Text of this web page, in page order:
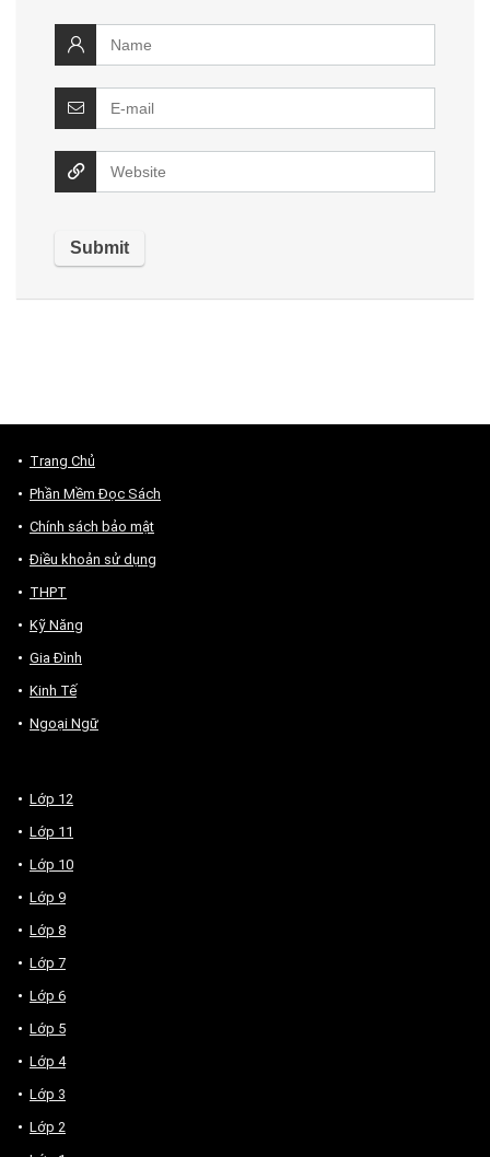
Trang Chủ
Phần Mềm Đọc Sách
Chính sách bảo mật
Điều khoản sử dụng
THPT
Kỹ Năng
Gia Đình
Kinh Tế
Ngoại Ngữ
Lớp 12
Lớp 11
Lớp 10
Lớp 9
Lớp 8
Lớp 7
Lớp 6
Lớp 5
Lớp 4
Lớp 3
Lớp 2